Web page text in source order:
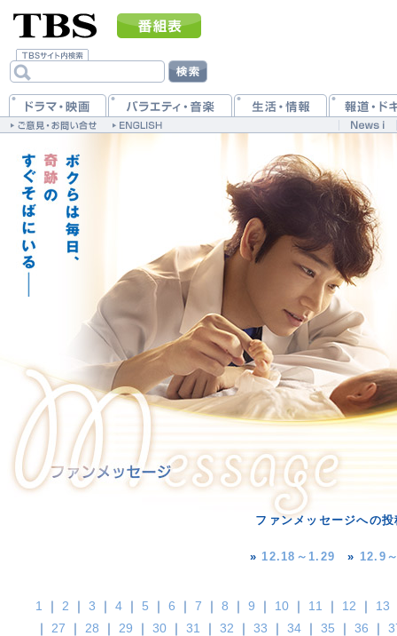
ファンメッセージへの
»12.18～1.29 » 12.9
1 ｜ 2 ｜ 3 ｜ 4 ｜ 5 ｜ 6 ｜ 7 ｜ 8 ｜ 9 ｜ 10 ｜ 11 ｜ 12 ｜ 13
｜ 27 ｜ 28 ｜ 29 ｜ 30 ｜ 31 ｜ 32 ｜ 33 ｜ 34 ｜ 35 ｜ 36 ｜